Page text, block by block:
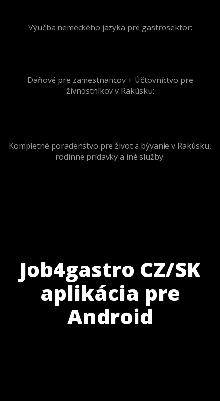
Výučba nemeckého jazyka pre gastrosektor:
Daňové pre zamestnancov + Účtovníctvo pre
živnostníkov v Rakúsku:
Kompletné poradenstvo pre život a bývanie v Rakúsku,
rodinné prídavky a iné služby:
Job4gastro CZ/SK
aplikácia pre
Android